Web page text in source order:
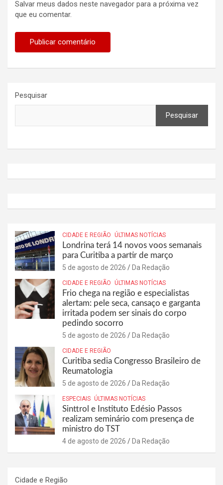
Salvar meus dados neste navegador para a próxima vez
que eu comentar.
Pesquisar
Pesquisar
CIDADE E REGIÃO ÚLTIMAS NOTÍCIAS
Londrina terá 14 novos voos semanais
para Curitiba a partir de março
5 de agosto de 2026 Da Redação
CIDADE E REGIÃO ÚLTIMAS NOTÍCIAS
Frio chega na região e especialistas
alertam: pele seca, cansaço e garganta
irritada podem ser sinais do corpo
pedindo socorro
5 de agosto de 2026 Da Redação
CIDADE E REGIÃO
Curitiba sedia Congresso Brasileiro de
Reumatologia
5 de agosto de 2026 Da Redação
ESPECIAIS ÚLTIMAS NOTÍCIAS
Sinttrol e Instituto Edésio Passos
realizam seminário com presença de
ministro do TST
4 de agosto de 2026 Da Redação
Cidade e Região